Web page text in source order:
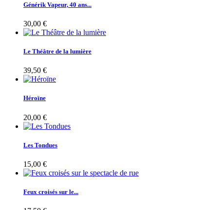
Générik Vapeur, 40 ans...
30,00 €
Le Théâtre de la lumière
39,50 €
Héroïne
20,00 €
Les Tondues
15,00 €
Feux croisés sur le...